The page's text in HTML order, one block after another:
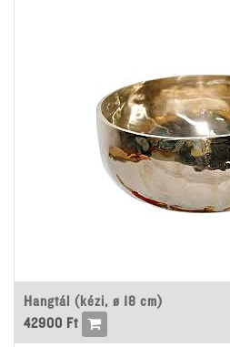
Hangtál (kézi, ø 18 cm)
42900 Ft